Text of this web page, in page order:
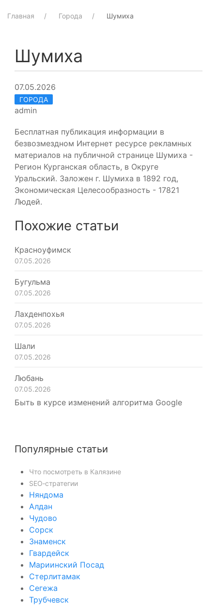
Главная Города Шумиха
Шумиха
07.05.2026
ГОРОДА
admin
Бесплатная публикация информации в
безвозмездном Интернет ресурсе рекламных
материалов на публичной странице Шумиха -
Регион Курганская область, в Округе
Уральский. Заложен г. Шумиха в 1892 год,
Экономическая Целесообразность - 17821
Людей.
Похожие статьи
Красноуфимск
07.05.2026
Бугульма
07.05.2026
Лахденпохья
07.05.2026
Шали
07.05.2026
Любань
07.05.2026
Быть в курсе изменений алгоритма Google
Популярные статьи
Что посмотреть в Калязине
SEO‑стратегии
Няндома
Алдан
Чудово
Сорск
Знаменск
Гвардейск
Мариинский Посад
Стерлитамак
Сегежа
Трубчевск